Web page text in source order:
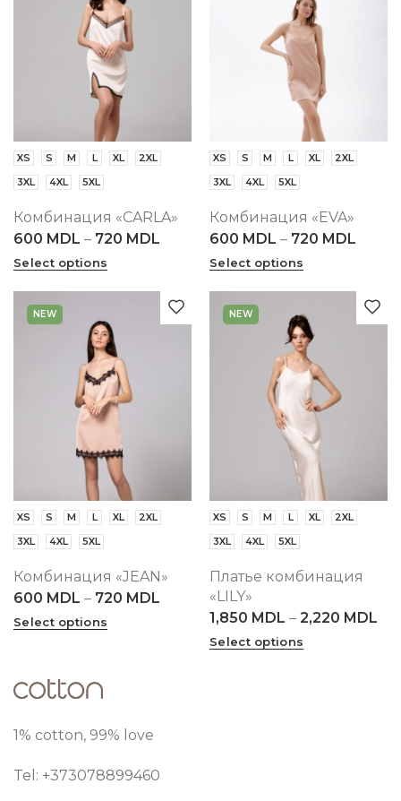
XS S M L XL
2XL
3XL
4XL 5XL
Комбинация «CARLA»
600 MDL – 720 MDL
Select options
XS S M L XL
2XL
3XL
4XL 5XL
Комбинация «EVA»
600 MDL – 720 MDL
Select options
NEW
XS S M L XL
2XL
3XL
4XL 5XL
Комбинация «JEAN»
600 MDL – 720 MDL
Select options
NEW
XS S M L XL
2XL
3XL
4XL 5XL
Платье комбинация
«LILY»
1,850 MDL – 2,220 MDL
Select options
1% cotton, 99% love
Tel: +373078899460